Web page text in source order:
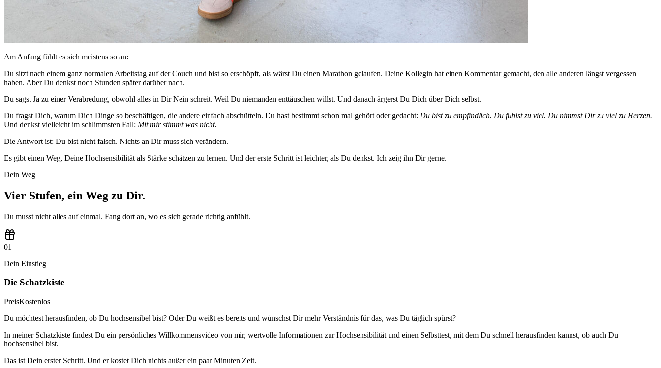
Am Anfang fühlt es sich meistens so an:
Du sitzt nach einem ganz normalen Arbeitstag auf der Couch und bist so erschöpft, als wärst Du einen Marathon gelaufen. Deine Kollegin hat einen Kommentar gemacht, den alle anderen längst vergessen
haben. Aber Du denkst noch Stunden später darüber nach.
Du sagst Ja zu einer Verabredung, obwohl alles in Dir Nein schreit. Weil Du niemanden enttäuschen willst. Und danach ärgerst Du Dich über Dich selbst.
Du fragst Dich, warum Dich Dinge so beschäftigen, die andere einfach abschütteln. Du hast bestimmt schon mal gehört oder gedacht: Du bist zu empfindlich. Du fühlst zu viel. Du nimmst Dir zu viel zu Herzen.
Und denkst vielleicht im schlimmsten Fall: Mit mir stimmt was nicht.
Die Antwort ist: Du bist nicht falsch. Nichts an Dir muss sich verändern.
Es gibt einen Weg, Deine Hochsensibilität als Stärke schätzen zu lernen. Und der erste Schritt ist leichter, als Du denkst. Ich zeig ihn Dir gerne.
Dein Weg
Vier Stufen, ein Weg zu Dir.
Du musst nicht alles auf einmal. Fang dort an, wo es sich gerade richtig anfühlt.
01
Dein Einstieg
Die Schatzkiste
PreisKostenlos
Du möchtest herausfinden, ob Du hochsensibel bist? Oder Du weißt es bereits und wünschst Dir mehr Verständnis für das, was Du täglich spürst?
In meiner Schatzkiste findest Du ein persönliches Willkommensvideo von mir, wertvolle Informationen zur Hochsensibilität und einen Selbsttest, mit dem Du schnell herausfinden kannst, ob auch Du
hochsensibel bist.
Das ist Dein erster Schritt. Und er kostet Dich nichts außer ein paar Minuten Zeit.